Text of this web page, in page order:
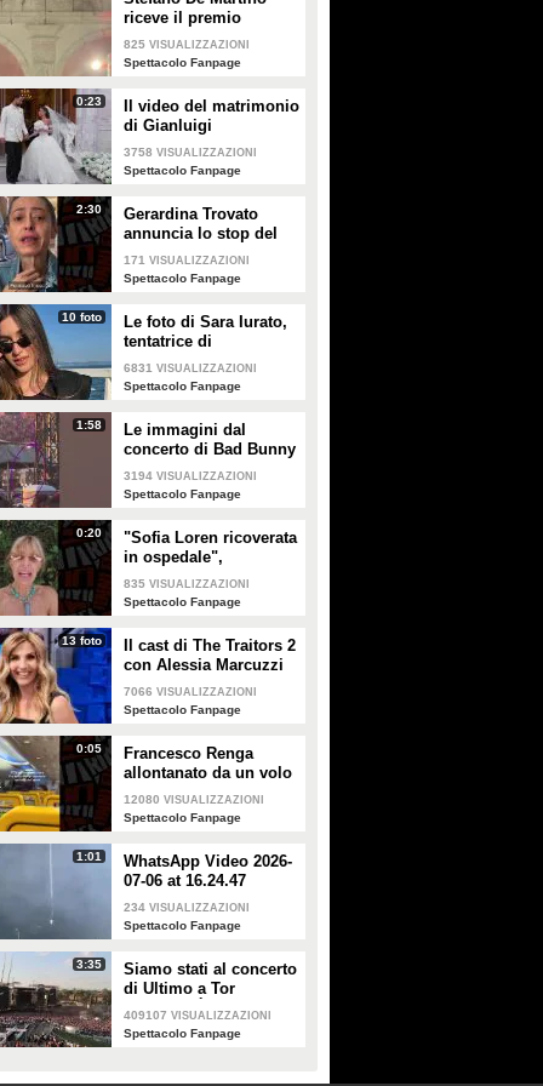
riceve il premio
intitolato al padre
Enrico
825 VISUALIZZAZIONI
Spettacolo Fanpage
0:23
Il video del matrimonio
di Gianluigi
Donnarumma e Alessia
Elefante
3758 VISUALIZZAZIONI
Spettacolo Fanpage
2:30
Gerardina Trovato
annuncia lo stop del
tour per problemi di
salute
171 VISUALIZZAZIONI
Spettacolo Fanpage
10 foto
Le foto di Sara Iurato,
tentatrice di
Temptation Island 2026
6831 VISUALIZZAZIONI
Spettacolo Fanpage
1:58
Le immagini dal
concerto di Bad Bunny
a Milano
3194 VISUALIZZAZIONI
Spettacolo Fanpage
0:20
"Sofia Loren ricoverata
in ospedale",
Alessandra Mussolini
smentisce: "È serena e
835 VISUALIZZAZIONI
Spettacolo Fanpage
13 foto
Il cast di The Traitors 2
con Alessia Marcuzzi
7066 VISUALIZZAZIONI
Spettacolo Fanpage
0:05
Francesco Renga
allontanato da un volo
Ryanair dopo una
discussione con gli
12080 VISUALIZZAZIONI
Spettacolo Fanpage
1:01
WhatsApp Video 2026-
07-06 at 16.24.47
234 VISUALIZZAZIONI
Spettacolo Fanpage
3:35
Siamo stati al concerto
di Ultimo a Tor
Vergata: "È il giorno
che aspettavo, questa è
409107 VISUALIZZAZIONI
Spettacolo Fanpage